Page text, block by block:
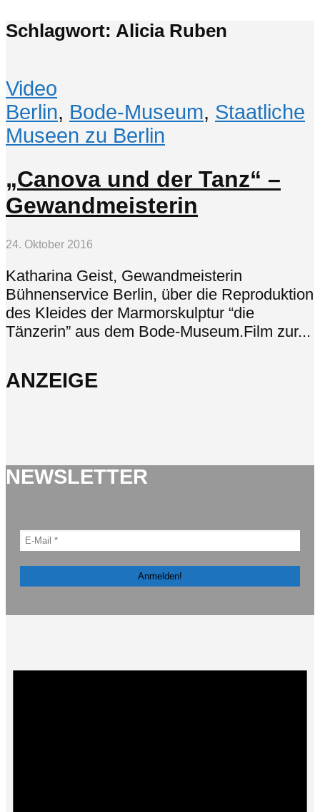
Schlagwort: Alicia Ruben
Video
Berlin, Bode-Museum, Staatliche
Museen zu Berlin
„Canova und der Tanz“ –
Gewandmeisterin
24. Oktober 2016
Katharina Geist, Gewandmeisterin
Bühnenservice Berlin, über die Reproduktion
des Kleides der Marmorskulptur “die
Tänzerin” aus dem Bode-Museum.Film zur...
ANZEIGE
NEWSLETTER